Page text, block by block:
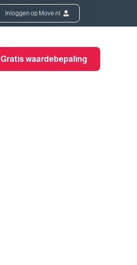
Inloggen op Move.nl
Gratis waardebepaling